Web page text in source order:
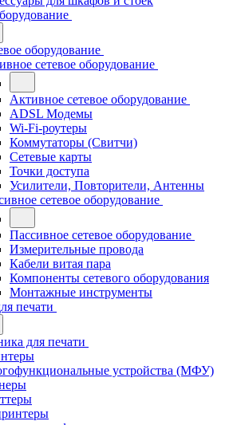
оборудование
сетевое оборудование
Активное сетевое оборудование
ADSL Модемы
Wi-Fi-роутеры
Коммутаторы (Свитчи)
Сетевые карты
Точки доступа
Усилители, Повторители, Антенны
сетевое оборудование
Пассивное сетевое оборудование
Измерительные провода
Кабели витая пара
Компоненты сетевого оборудования
Монтажные инструменты
печати
для печати
устройства (МФУ)